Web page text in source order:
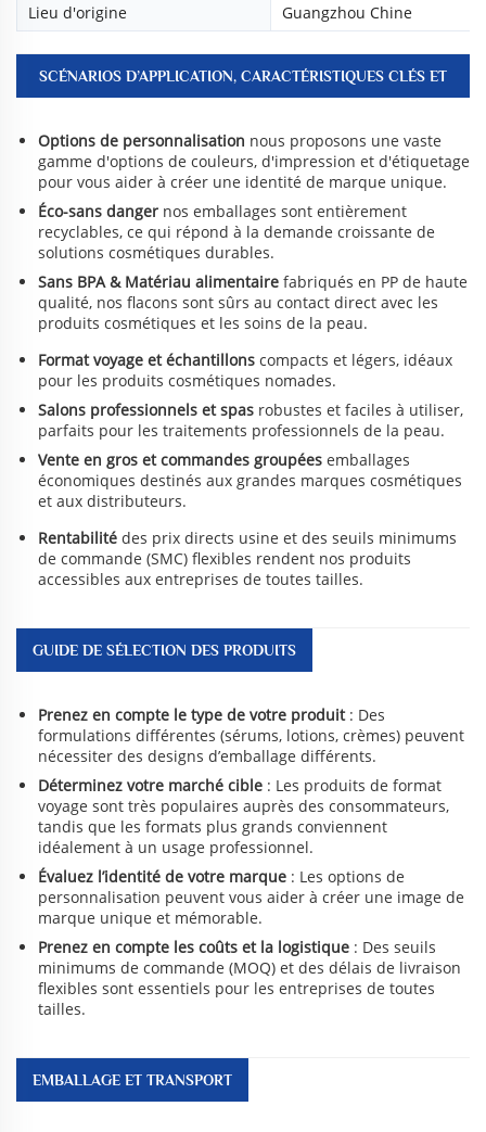
Lieu d'origine
Guangzhou Chine
SCÉNARIOS D’APPLICATION, CARACTÉRISTIQUES CLÉS ET
Options de personnalisation nous proposons une vaste
gamme d'options de couleurs, d'impression et d'étiquetage
pour vous aider à créer une identité de marque unique.
Éco-sans danger nos emballages sont entièrement
recyclables, ce qui répond à la demande croissante de
solutions cosmétiques durables.
Sans BPA & Matériau alimentaire fabriqués en PP de haute
qualité, nos flacons sont sûrs au contact direct avec les
produits cosmétiques et les soins de la peau.
Format voyage et échantillons compacts et légers, idéaux
pour les produits cosmétiques nomades.
Salons professionnels et spas robustes et faciles à utiliser,
parfaits pour les traitements professionnels de la peau.
Vente en gros et commandes groupées emballages
économiques destinés aux grandes marques cosmétiques
et aux distributeurs.
Rentabilité des prix directs usine et des seuils minimums
de commande (SMC) flexibles rendent nos produits
accessibles aux entreprises de toutes tailles.
GUIDE DE SÉLECTION DES PRODUITS
Prenez en compte le type de votre produit : Des
formulations différentes (sérums, lotions, crèmes) peuvent
nécessiter des designs d’emballage différents.
Déterminez votre marché cible : Les produits de format
voyage sont très populaires auprès des consommateurs,
tandis que les formats plus grands conviennent
idéalement à un usage professionnel.
Évaluez l’identité de votre marque : Les options de
personnalisation peuvent vous aider à créer une image de
marque unique et mémorable.
Prenez en compte les coûts et la logistique : Des seuils
minimums de commande (MOQ) et des délais de livraison
flexibles sont essentiels pour les entreprises de toutes
tailles.
EMBALLAGE ET TRANSPORT